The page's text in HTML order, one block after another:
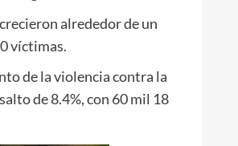
alrededor de un
víctimas.
de la violencia contra la
de 8.4%, con 60 mil 18